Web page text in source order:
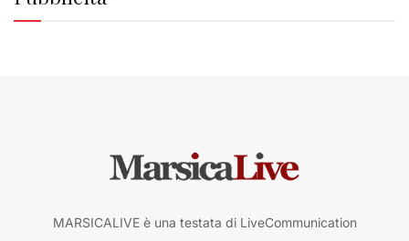
MARSICALIVE è una testata di LiveCommunication